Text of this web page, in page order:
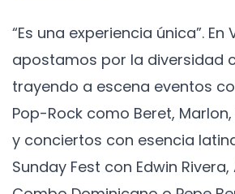
“Es una experiencia única”. En
apostamos por la diversidad
trayendo a escena eventos
Pop-Rock como Beret,
y conciertos con esencia
Sunday Fest con Edwin Rivera,